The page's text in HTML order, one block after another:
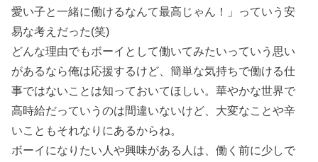
愛い子と一緒に働けるなんて最高じゃん！」っていう安
易な考えだった(笑)
どんな理由でもボーイとして働いてみたいっていう思い
があるなら俺は応援するけど、簡単な気持ちで働ける仕
事ではないことは知っておいてほしい。華やかな世界で
高時給だっていうのは間違いないけど、大変なことや辛
いこともそれなりにあるからね。
ボーイになりたい人や興味がある人は、働く前に少しで